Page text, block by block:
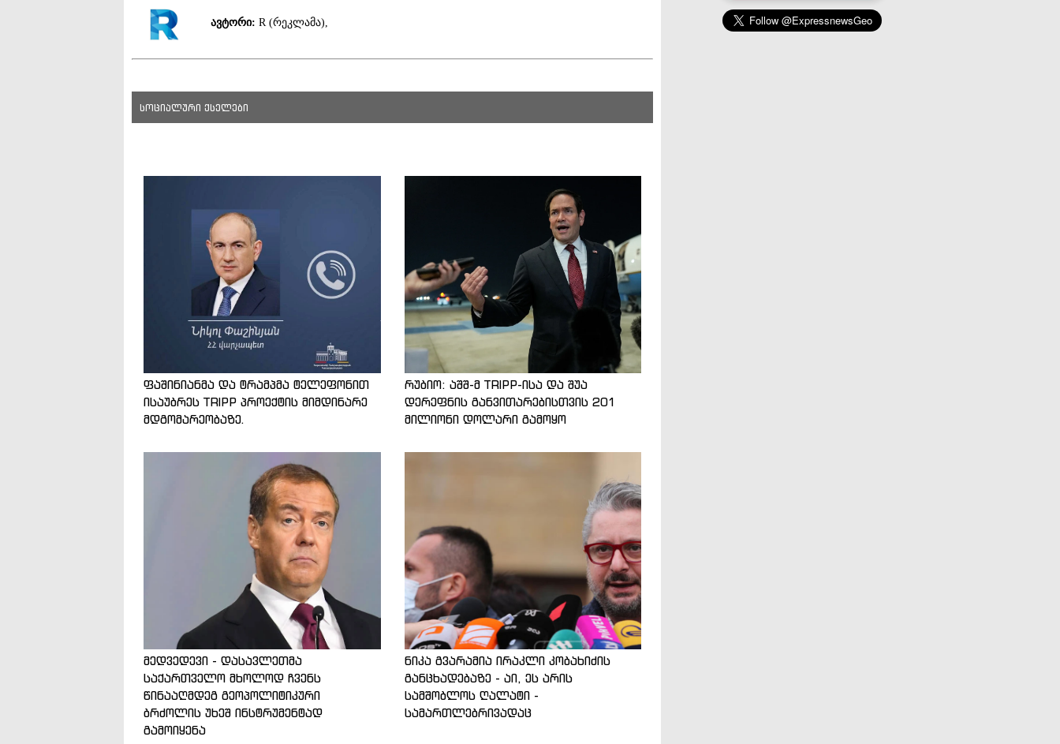
ავტორი: R (რეკლამა),
სოციალური ქსელები
ფაშინიანმა და ტრამპმა ტელეფონით
ისაუბრეს TRIPP პროექტის მიმდინარე
მდგომარეობაზე.
რუბიო: აშშ-მ TRIPP-ისა და შუა
დერეფნის განვითარებისთვის 201
მილიონი დოლარი გამოყო
მედვედევი - დასავლეთმა
საქართველო მხოლოდ ჩვენს
წინააღმდეგ გეოპოლიტიკური
ბრძოლის უხეშ ინსტრუმენტად
გამოიყენა
ნიკა გვარამია ირაკლი კობახიძის
განცხადებაზე - აი, ეს არის
სამშობლოს ღალატი -
სამართლებრივადაც